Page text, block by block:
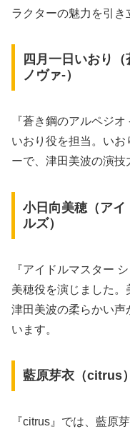
ラクターの魅力を引き
四月一日いおり
ノヴァ-）
『蒼き鋼のアルペジ
いおり役を担当。い
ーで、津田美波の演技
小日向美穂（ア
ルズ）
『アイドルマスター
美穂役を演じました。
津田美波の柔らかい声
います。
藍原芽衣（citrus）
『citrus』では、藍原